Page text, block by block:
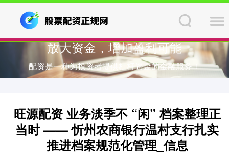
放大资金，增加盈利可能
配资是一种为投资者提供杠杆资金的金融服务！
旺源配资 业务淡季不 “闲” 档案整理正
当时 —— 忻州农商银行温村支行扎实
推进档案规范化管理_信息